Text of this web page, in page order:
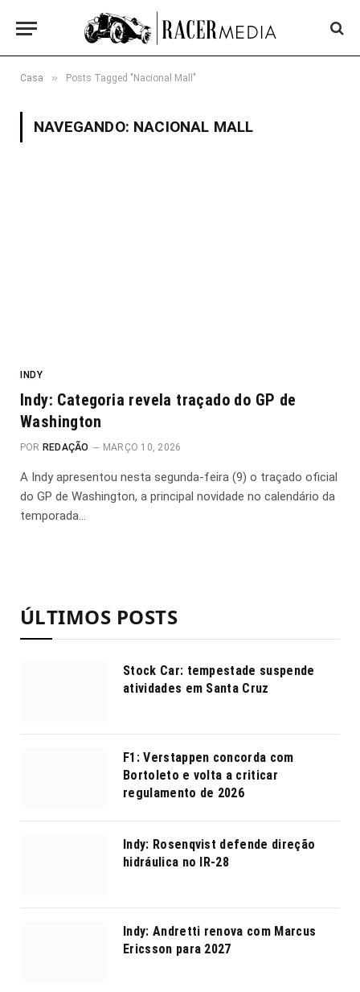
Casa » Posts Tagged "Nacional Mall"
NAVEGANDO: NACIONAL MALL
INDY
Indy: Categoria revela traçado do GP de
Washington
POR REDAÇÃO MARÇO 10, 2026
A Indy apresentou nesta segunda-feira (9) o traçado oficial
do GP de Washington, a principal novidade no calendário da
temporada…
ÚLTIMOS POSTS
Stock Car: tempestade suspende
atividades em Santa Cruz
F1: Verstappen concorda com
Bortoleto e volta a criticar
regulamento de 2026
Indy: Rosenqvist defende direção
hidráulica no IR-28
Indy: Andretti renova com Marcus
Ericsson para 2027